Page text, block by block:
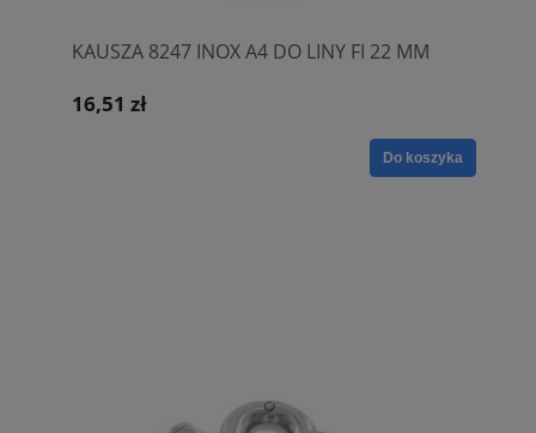
KAUSZA 8247 INOX A4 DO LINY FI 22 MM
16,51 zł
Do koszyka